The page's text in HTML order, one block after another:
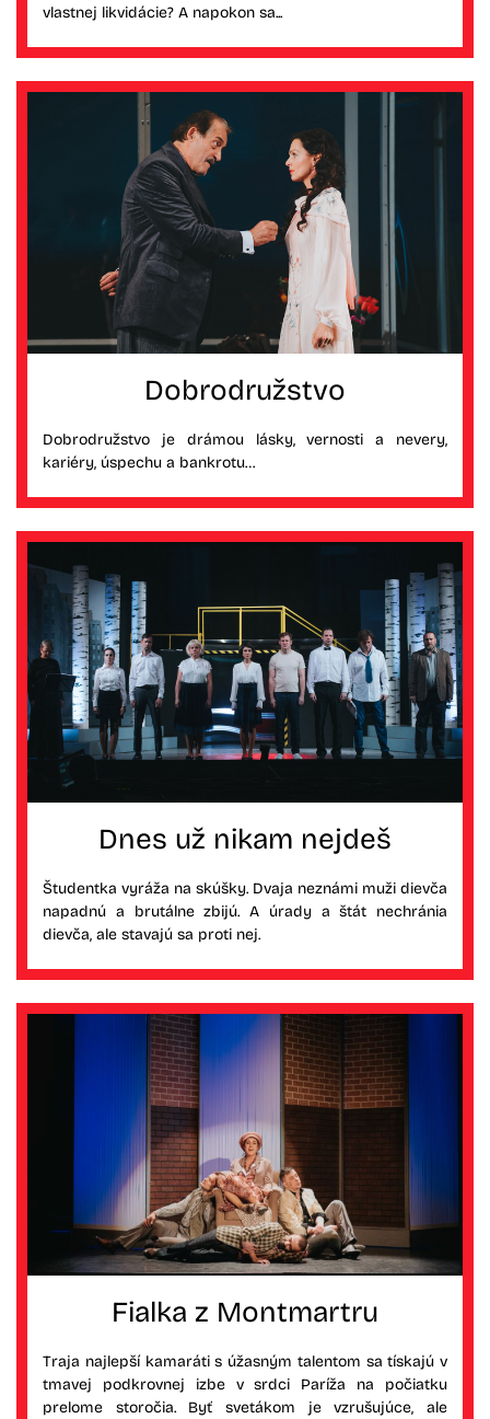
vlastnej likvidácie? A napokon sa...
Dobrodružstvo
Dobrodružstvo je drámou lásky, vernosti a nevery,
kariéry, úspechu a bankrotu…
Dnes už nikam nejdeš
Študentka vyráža na skúšky. Dvaja neznámi muži dievča
napadnú a brutálne zbijú. A úrady a štát nechránia
dievča, ale stavajú sa proti nej.
Fialka z Montmartru
Traja najlepší kamaráti s úžasným talentom sa tískajú v
tmavej podkrovnej izbe v srdci Paríža na počiatku
prelome storočia. Byť svetákom je vzrušujúce, ale